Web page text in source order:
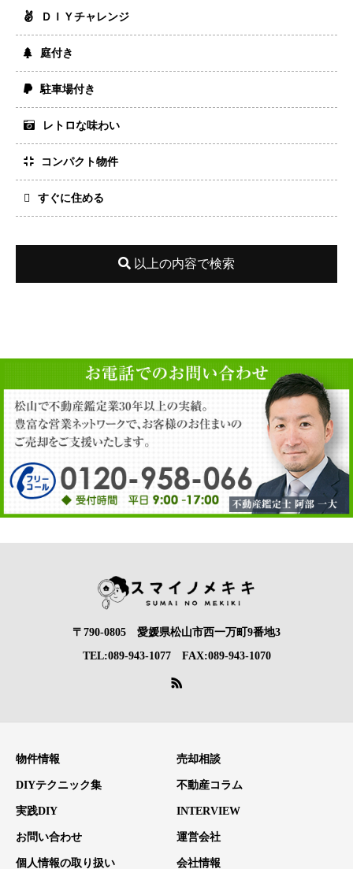
ＤＩＹチャレンジ
庭付き
駐車場付き
レトロな味わい
コンパクト物件
すぐに住める
以上の内容で検索
〒790-0805 愛媛県松山市西一万町9番地3
TEL:089-943-1077 FAX:089-943-1070
物件情報 売却相談
DIYテクニック集 不動産コラム
実践DIY INTERVIEW
お問い合わせ 運営会社
個人情報の取り扱い 会社情報